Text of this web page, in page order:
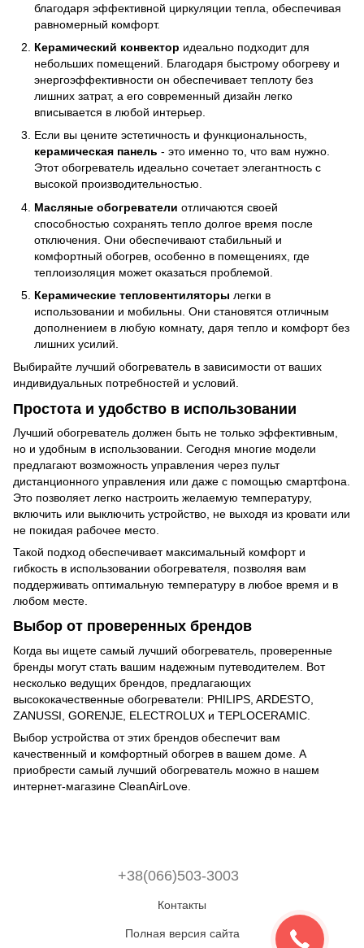
благодаря эффективной циркуляции тепла, обеспечивая
равномерный комфорт.
Керамический конвектор идеально подходит для
небольших помещений. Благодаря быстрому обогреву и
энергоэффективности он обеспечивает теплоту без
лишних затрат, а его современный дизайн легко
вписывается в любой интерьер.
Если вы цените эстетичность и функциональность,
керамическая панель - это именно то, что вам нужно.
Этот обогреватель идеально сочетает элегантность с
высокой производительностью.
Масляные обогреватели отличаются своей
способностью сохранять тепло долгое время после
отключения. Они обеспечивают стабильный и
комфортный обогрев, особенно в помещениях, где
теплоизоляция может оказаться проблемой.
Керамические тепловентиляторы легки в
использовании и мобильны. Они становятся отличным
дополнением в любую комнату, даря тепло и комфорт без
лишних усилий.
Выбирайте лучший обогреватель в зависимости от ваших
индивидуальных потребностей и условий.
Простота и удобство в использовании
Лучший обогреватель должен быть не только эффективным,
но и удобным в использовании. Сегодня многие модели
предлагают возможность управления через пульт
дистанционного управления или даже с помощью смартфона.
Это позволяет легко настроить желаемую температуру,
включить или выключить устройство, не выходя из кровати или
не покидая рабочее место.
Такой подход обеспечивает максимальный комфорт и
гибкость в использовании обогревателя, позволяя вам
поддерживать оптимальную температуру в любое время и в
любом месте.
Выбор от проверенных брендов
Когда вы ищете самый лучший обогреватель, проверенные
бренды могут стать вашим надежным путеводителем. Вот
несколько ведущих брендов, предлагающих
высококачественные обогреватели: PHILIPS, ARDESTO,
ZANUSSI, GORENJE, ELECTROLUX и TEPLOCERAMIC.
Выбор устройства от этих брендов обеспечит вам
качественный и комфортный обогрев в вашем доме. А
приобрести самый лучший обогреватель можно в нашем
интернет-магазине CleanAirLove.
+38(066)503-3003
Контакты
Полная версия сайта